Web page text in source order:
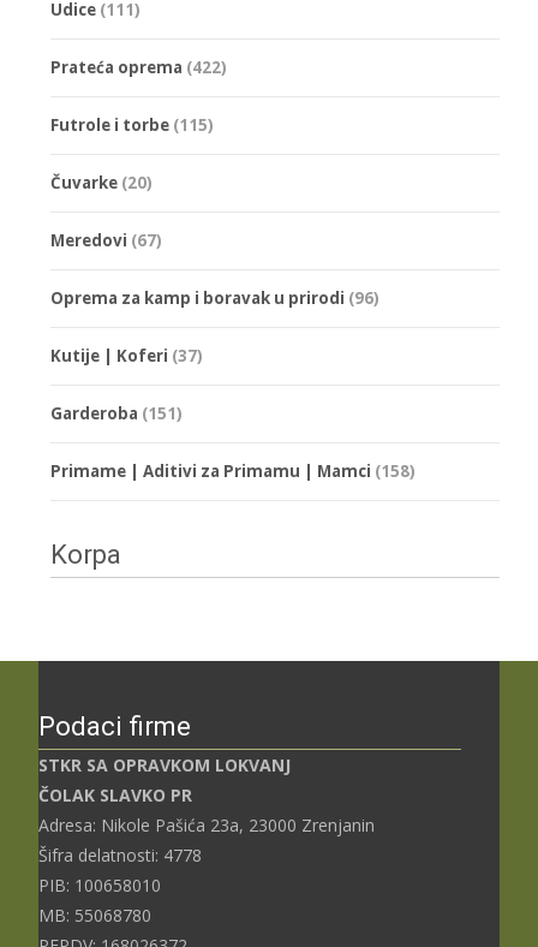
Udice (111)
Prateća oprema (422)
Futrole i torbe (115)
Čuvarke (20)
Meredovi (67)
Oprema za kamp i boravak u prirodi (96)
Kutije | Koferi (37)
Garderoba (151)
Primame | Aditivi za Primamu | Mamci (158)
Korpa
Podaci firme
STKR SA OPRAVKOM LOKVANJ
ČOLAK SLAVKO PR
Adresa: Nikole Pašića 23a, 23000 Zrenjanin
Šifra delatnosti: 4778
PIB: 100658010
MB: 55068780